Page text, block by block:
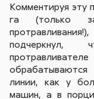
Комментируя эту
га (только
линии, как у
машин, а в